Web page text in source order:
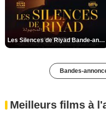
Les Silences de Riyad Bande-annonce VO STFR
Bandes-
Meilleurs films à